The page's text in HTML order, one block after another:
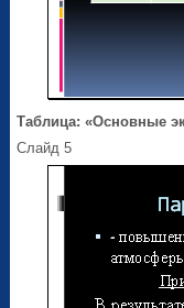
Таблица: «Основные
Слайд 5